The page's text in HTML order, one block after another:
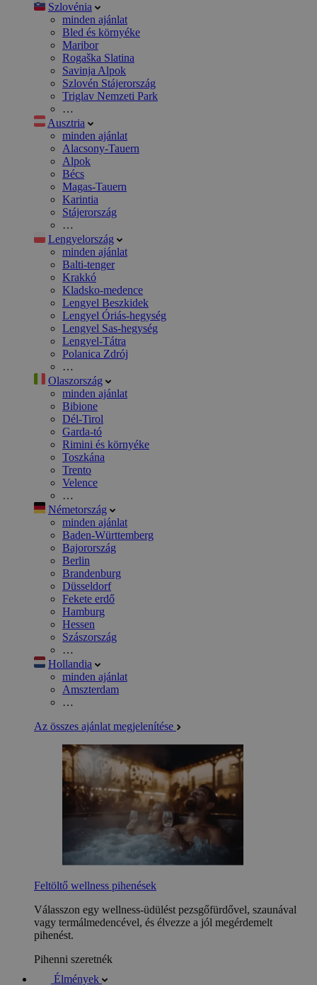
Szlovénia
minden ajánlat
Bled és környéke
Maribor
Rogaška Slatina
Savinja Alpok
Szlovén Stájerország
Triglav Nemzeti Park
…
Ausztria
minden ajánlat
Alacsony-Tauern
Alpok
Bécs
Magas-Tauern
Karintia
Stájerország
…
Lengyelország
minden ajánlat
Balti-tenger
Krakkó
Kladsko-medence
Lengyel Beszkidek
Lengyel Óriás-hegység
Lengyel Sas-hegység
Lengyel-Tátra
Polanica Zdrój
…
Olaszország
minden ajánlat
Bibione
Dél-Tirol
Garda-tó
Rimini és környéke
Toszkána
Trento
Velence
…
Németország
minden ajánlat
Baden-Württemberg
Bajorország
Berlin
Brandenburg
Düsseldorf
Fekete erdő
Hamburg
Hessen
Szászország
…
Hollandia
minden ajánlat
Amszterdam
…
Az összes ajánlat megjelenítése
Feltöltő wellness pihenések
Válasszon egy wellness-üdülést pezsgőfürdővel, szaunával
vagy termálmedencével, és élvezze a jól megérdemelt
pihenést.
Pihenni szeretnék
Élmények